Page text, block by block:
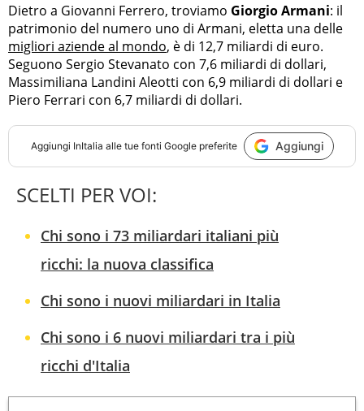
Dietro a Giovanni Ferrero, troviamo Giorgio Armani: il
patrimonio del numero uno di Armani, eletta una delle
migliori aziende al mondo, è di 12,7 miliardi di euro.
Seguono Sergio Stevanato con 7,6 miliardi di dollari,
Massimiliana Landini Aleotti con 6,9 miliardi di dollari e
Piero Ferrari con 6,7 miliardi di dollari.
Aggiungi InItalia alle tue fonti Google preferite Aggiungi
SCELTI PER VOI:
Chi sono i 73 miliardari italiani più
ricchi: la nuova classifica
Chi sono i nuovi miliardari in Italia
Chi sono i 6 nuovi miliardari tra i più
ricchi d'Italia